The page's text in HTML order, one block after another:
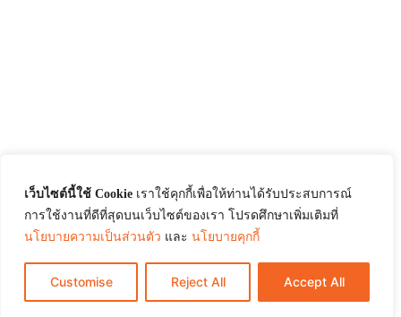
เว็บไซต์นี้ใช้ Cookie เราใช้คุกกี้เพื่อให้ท่านได้รับประสบการณ์
การใช้งานที่ดีที่สุดบนเว็บไซต์ของเรา โปรดศึกษาเพิ่มเติมที่
นโยบายความเป็นส่วนตัว และ นโยบายคุกกี้
Customise Reject All Accept All